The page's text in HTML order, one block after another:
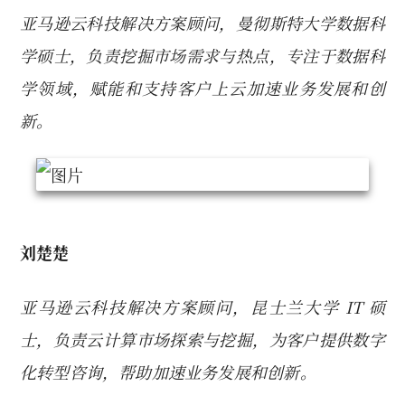
亚马逊云科技解决方案顾问，曼彻斯特大学数据科
学硕士，负责挖掘市场需求与热点，专注于数据科
学领域，赋能和支持客户上云加速业务发展和创
新。
刘楚楚
亚马逊云科技解决方案顾问，昆士兰大学 IT 硕
士，负责云计算市场探索与挖掘，为客户提供数字
化转型咨询，帮助加速业务发展和创新。